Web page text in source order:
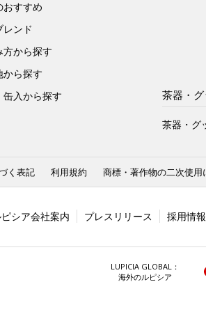
おすすめ
レンド
方から探す
から探す
缶入から探す
茶器・
茶器・グ
く表記 利用規約 商標・著作物の二次使用
シア会社案内 プレスリリース 採用情報
LUPICIA GLOBAL：
海外のルピシア